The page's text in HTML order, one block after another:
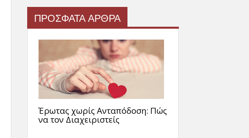
ΠΡΟΣΦΑΤΑ ΑΡΘΡΑ
Έρωτας χωρίς Ανταπόδοση: Πώς
να τον Διαχειριστείς